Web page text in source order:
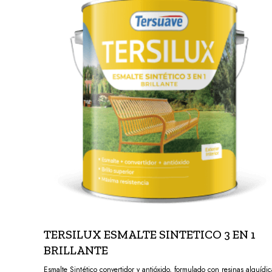
TERSILUX ESMALTE SINTETICO 3 EN 1
BRILLANTE
Esmalte Sintético convertidor y antióxido, formulado con resinas